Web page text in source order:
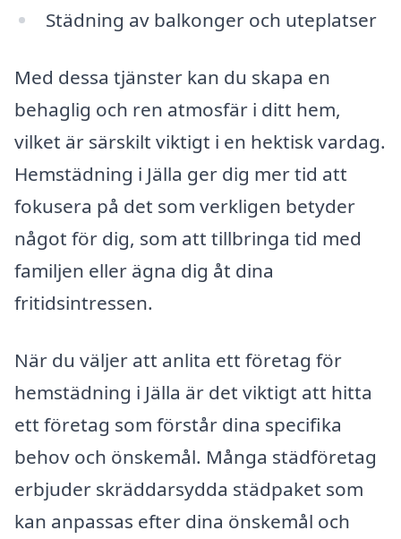
Städning av balkonger och uteplatser
Med dessa tjänster kan du skapa en
behaglig och ren atmosfär i ditt hem,
vilket är särskilt viktigt i en hektisk vardag.
Hemstädning i Jälla ger dig mer tid att
fokusera på det som verkligen betyder
något för dig, som att tillbringa tid med
familjen eller ägna dig åt dina
fritidsintressen.
När du väljer att anlita ett företag för
hemstädning i Jälla är det viktigt att hitta
ett företag som förstår dina specifika
behov och önskemål. Många städföretag
erbjuder skräddarsydda städpaket som
kan anpassas efter dina önskemål och